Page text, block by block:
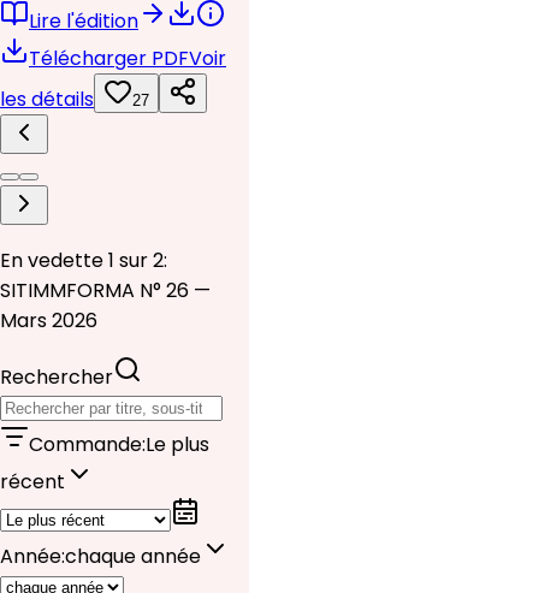
Lire l'édition
Télécharger PDFVoir
les détails
27
En vedette 1 sur 2:
SITIMMFORMA N° 26 —
Mars 2026
Rechercher
Commande:Le plus
récent
Année:chaque année